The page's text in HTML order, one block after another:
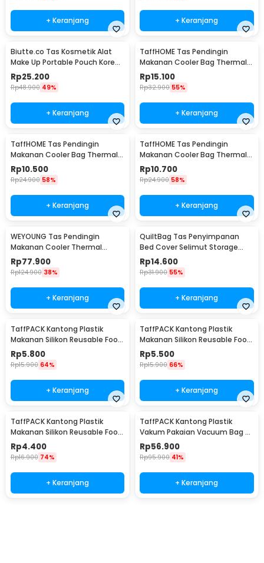
+ Keranjang + Keranjang
Biutte.co Tas Kosmetik Alat
Make Up Portable Pouch Korean
Style - B4108
Rp25.200
Rp48.900 49%
+ Keranjang
TaffHOME Tas Pendingin
Makanan Cooler Bag Thermal
Insulated Bag 6 Inch - H07
Rp15.100
Rp32.900 55%
+ Keranjang
TaffHOME Tas Pendingin
Makanan Cooler Bag Thermal
Insulated Bag 28x14x17cm -
H24
Rp10.500
Rp24.900 58%
+ Keranjang
TaffHOME Tas Pendingin
Makanan Cooler Bag Thermal
Insulated Bag 21x14x17cm -
H24
Rp10.700
Rp24.900 58%
+ Keranjang
WEYOUNG Tas Pendingin
Makanan Cooler Thermal
Insulated Bag 18L - M40
Rp77.900
Rp124.900 38%
+ Keranjang
QuiltBag Tas Penyimpanan
Bed Cover Selimut Storage
Bag Organizer 1 PCS - MT6
Rp14.600
Rp31.900 55%
+ Keranjang
TaffPACK Kantong Plastik
Makanan Silikon Reusable Food
Bag Ziplock Size L - PK-15
Rp5.800
Rp15.900 64%
+ Keranjang
TaffPACK Kantong Plastik
Makanan Silikon Reusable Food
Bag Ziplock Size M - PK-15
Rp5.500
Rp15.900 66%
+ Keranjang
TaffPACK Kantong Plastik
Makanan Silikon Reusable Food
Bag Ziplock Size S - PK-15
Rp4.400
Rp16.900 74%
+ Keranjang
TaffPACK Kantong Plastik
Vakum Pakaian Vacuum Bag 8
PCS with Hand Pump - SN1000
Rp56.900
Rp95.900 41%
+ Keranjang